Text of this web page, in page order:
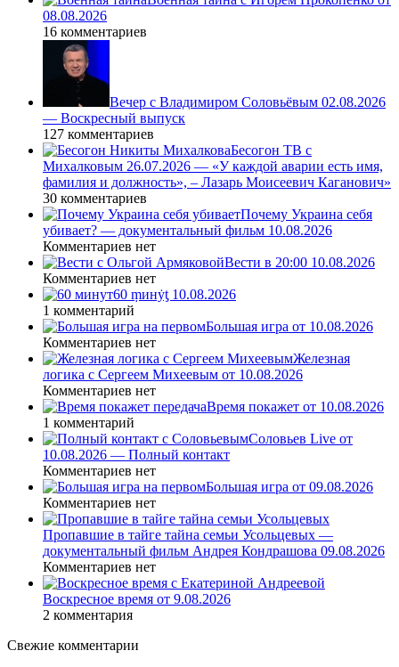
08.08.2026
16 комментариев
Вечер с Владимиром Соловьёвым 02.08.2026
— Воскресный выпуск
127 комментариев
Бесогон ТВ с
Михалковым 26.07.2026 — «У каждой аварии есть имя,
фамилия и должность», – Лазарь Моисеевич Каганович»
30 комментариев
Почему Украина себя
убивает? — документальный фильм 10.08.2026
Комментариев нет
Вести в 20:00 10.08.2026
Комментариев нет
60 ṃинẏƫ 10.08.2026
1 комментарий
Большая игра от 10.08.2026
Комментариев нет
Железная
логика с Сергеем Михеевым от 10.08.2026
Комментариев нет
Время покажет от 10.08.2026
1 комментарий
Соловьев Live от
10.08.2026 — Полный контакт
Комментариев нет
Большая игра от 09.08.2026
Комментариев нет
Пропавшие в тайге тайна семьи Усольцевых —
документальный фильм Андрея Кондрашова 09.08.2026
Комментариев нет
Воскресное время от 9.08.2026
2 комментария
Свежие комментарии